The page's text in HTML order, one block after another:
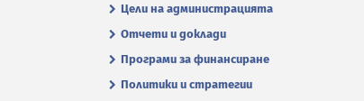
Цели на администрацията
Отчети и доклади
Програми за финансиране
Политики и стратегии